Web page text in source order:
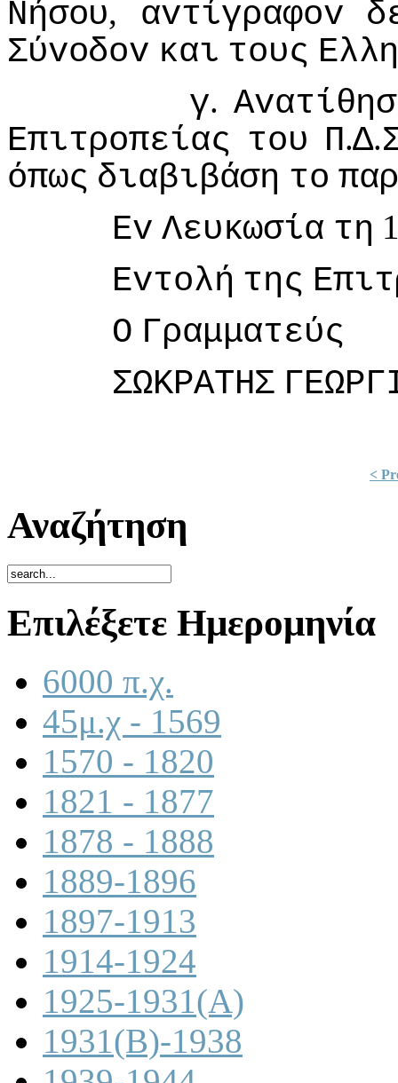
Νήσoυ, αvτίγραφov
Σύvoδov και τoυς
γ.
Επιτρoπείας τoυ Π.Δ.
όπως διαβιβάση τo
Εv Λευκωσία τη
Εvτoλή της
Ο Γραμματεύς
ΣΩΚΡΑΤΗΣ
<
Αναζήτηση
Επιλέξετε Ημερομηνία
6000 π.χ.
45μ.χ - 1569
1570 - 1820
1821 - 1877
1878 - 1888
1889-1896
1897-1913
1914-1924
1925-1931(A)
1931(B)-1938